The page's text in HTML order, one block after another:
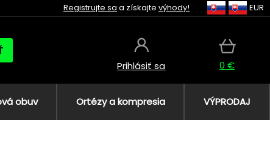
Registrujte sa a získajte výhody! EUR
Prihlásiť sa 0 €
obuv Ortézy a kompresia VÝPRODAJ